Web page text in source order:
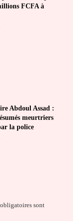
FCFA à
Abdoul Assad :
meurtriers
la police
sont